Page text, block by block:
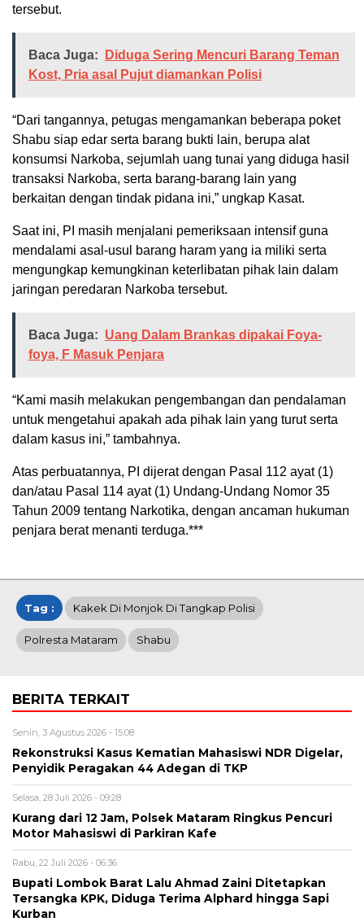
tersebut.
Baca Juga:
Diduga Sering Mencuri Barang Teman
Kost, Pria asal Pujut diamankan Polisi
“Dari tangannya, petugas mengamankan beberapa poket
Shabu siap edar serta barang bukti lain, berupa alat
konsumsi Narkoba, sejumlah uang tunai yang diduga hasil
transaksi Narkoba, serta barang-barang lain yang
berkaitan dengan tindak pidana ini,” ungkap Kasat.
Saat ini, PI masih menjalani pemeriksaan intensif guna
mendalami asal-usul barang haram yang ia miliki serta
mengungkap kemungkinan keterlibatan pihak lain dalam
jaringan peredaran Narkoba tersebut.
Baca Juga: Uang Dalam Brankas dipakai Foya-
foya, F Masuk Penjara
“Kami masih melakukan pengembangan dan pendalaman
untuk mengetahui apakah ada pihak lain yang turut serta
dalam kasus ini,” tambahnya.
Atas perbuatannya, PI dijerat dengan Pasal 112 ayat (1)
dan/atau Pasal 114 ayat (1) Undang-Undang Nomor 35
Tahun 2009 tentang Narkotika, dengan ancaman hukuman
penjara berat menanti terduga.***
Tag : Kakek Di Monjok Di Tangkap Polisi
Polresta Mataram Shabu
BERITA TERKAIT
Senin, 3 Agustus 2026 - 15:08
Rekonstruksi Kasus Kematian Mahasiswi NDR Digelar,
Penyidik Peragakan 44 Adegan di TKP
Selasa, 28 Juli 2026 - 09:28
Kurang dari 12 Jam, Polsek Mataram Ringkus Pencuri
Motor Mahasiswi di Parkiran Kafe
Rabu, 22 Juli 2026 - 06:36
Bupati Lombok Barat Lalu Ahmad Zaini Ditetapkan
Tersangka KPK, Diduga Terima Alphard hingga Sapi
Kurban